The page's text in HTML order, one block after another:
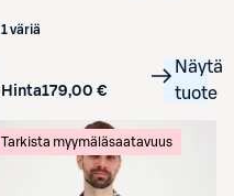
1 väriä
Hinta179,00 €
Näytä
tuote
Tarkista myymäläsaatavuus